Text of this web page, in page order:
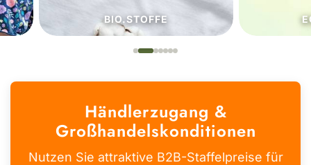
BIO.STOFFE
Händlerzugang &
Großhandelskonditionen
Nutzen Sie attraktive B2B-Staffelpreise für